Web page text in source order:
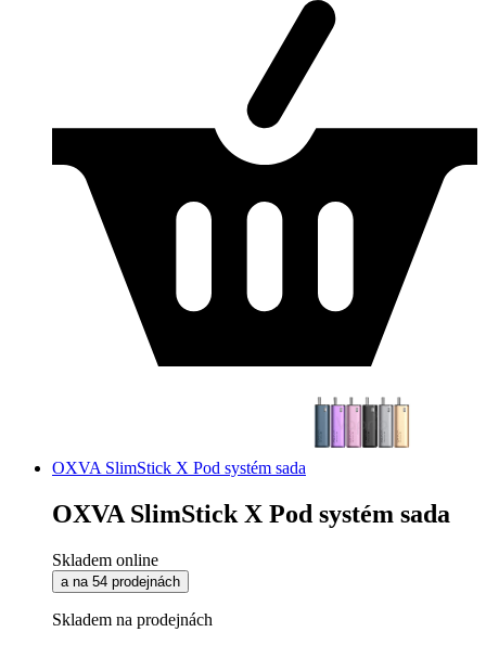
OXVA SlimStick X Pod systém sada
OXVA SlimStick X Pod systém sada
Skladem online
a na 54 prodejnách
Skladem na prodejnách